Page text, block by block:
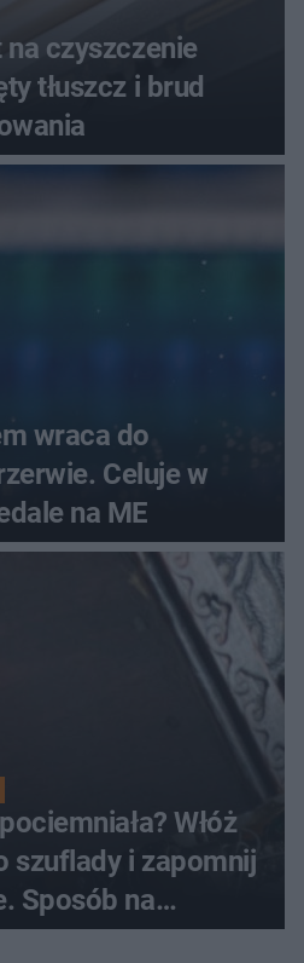
czyszczenie
tłuszcz i brud
wraca do
Celuje w
na ME
Włóż
szuflady i zapomnij
Sposób na